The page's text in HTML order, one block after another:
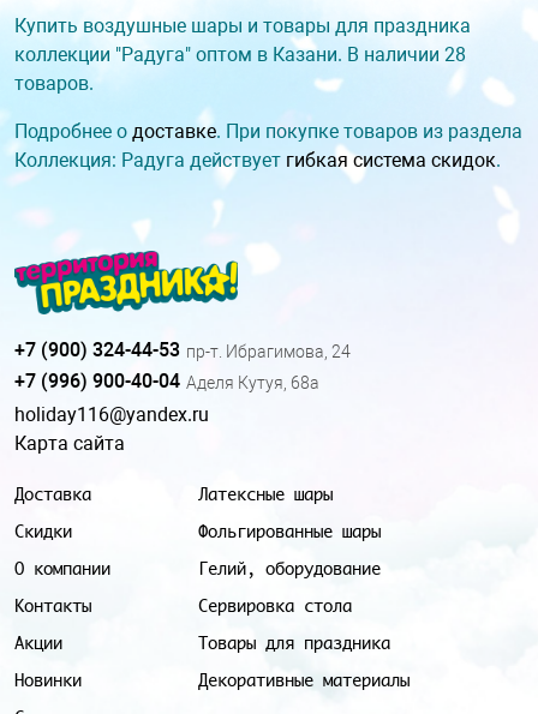
Купить воздушные шары и товары для праздника
коллекции "Радуга" оптом в Казани. В наличии 28
товаров.
Подробнее о доставке. При покупке товаров из раздела
Коллекция: Радуга действует гибкая система скидок.
Доставка
Скидки
О компании
Контакты
Акции
Новинки
Латексные шары
Фольгированные шары
Гелий, оборудование
Сервировка стола
Товары для праздника
Декоративные материалы
+7 (900) 324-44-53 пр-т. Ибрагимова, 24
+7 (996) 900-40-04 Аделя Кутуя, 68а
holiday116@yandex.ru
Карта сайта